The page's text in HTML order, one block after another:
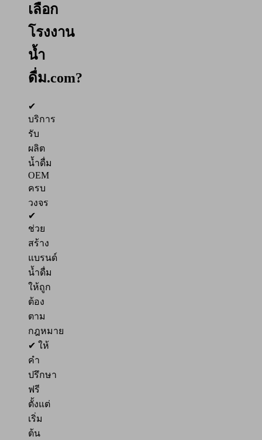
เลือก
โรงงาน
น้ำ
ดื่ม.com?
✔
บริการ
รับ
ผลิต
น้ำดื่ม
OEM
ครบ
วงจร
✔
ช่วย
สร้าง
แบรนด์
น้ำดื่ม
ให้ถูก
ต้อง
ตาม
กฎหมาย
✔ ให้
คำ
ปรึกษา
ฟรี
ตั้งแต่
เริ่ม
ต้น